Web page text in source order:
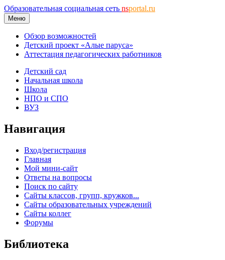
Образовательная социальная сеть nsportal.ru
Меню
Обзор возможностей
Детский проект «Алые паруса»
Аттестация педагогических работников
Детский сад
Начальная школа
Школа
НПО и СПО
ВУЗ
Навигация
Вход/регистрация
Главная
Мой мини-сайт
Ответы на вопросы
Поиск по сайту
Сайты классов, групп, кружков...
Сайты образовательных учреждений
Сайты коллег
Форумы
Библиотека